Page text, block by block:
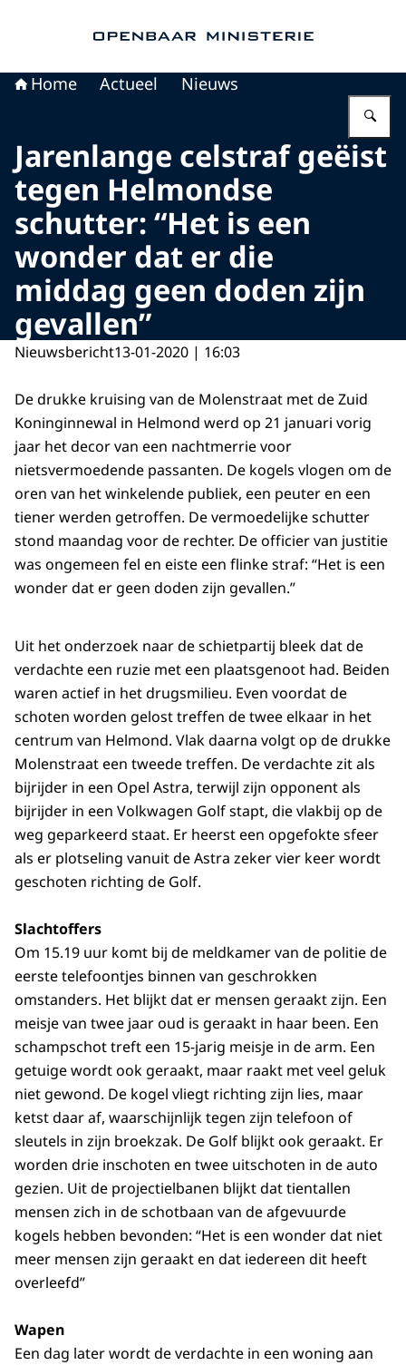
Home Actueel Nieuws
Jarenlange celstraf geëist
tegen Helmondse
schutter: “Het is een
wonder dat er die
middag geen doden zijn
gevallen”
Nieuwsbericht13-01-2020 | 16:03
De drukke kruising van de Molenstraat met de Zuid
Koninginnewal in Helmond werd op 21 januari vorig
jaar het decor van een nachtmerrie voor
nietsvermoedende passanten. De kogels vlogen om de
oren van het winkelende publiek, een peuter en een
tiener werden getroffen. De vermoedelijke schutter
stond maandag voor de rechter. De officier van justitie
was ongemeen fel en eiste een flinke straf: “Het is een
wonder dat er geen doden zijn gevallen.”
Uit het onderzoek naar de schietpartij bleek dat de
verdachte een ruzie met een plaatsgenoot had. Beiden
waren actief in het drugsmilieu. Even voordat de
schoten worden gelost treffen de twee elkaar in het
centrum van Helmond. Vlak daarna volgt op de drukke
Molenstraat een tweede treffen. De verdachte zit als
bijrijder in een Opel Astra, terwijl zijn opponent als
bijrijder in een Volkwagen Golf stapt, die vlakbij op de
weg geparkeerd staat. Er heerst een opgefokte sfeer
als er plotseling vanuit de Astra zeker vier keer wordt
geschoten richting de Golf.
Slachtoffers
Om 15.19 uur komt bij de meldkamer van de politie de
eerste telefoontjes binnen van geschrokken
omstanders. Het blijkt dat er mensen geraakt zijn. Een
meisje van twee jaar oud is geraakt in haar been. Een
schampschot treft een 15-jarig meisje in de arm. Een
getuige wordt ook geraakt, maar raakt met veel geluk
niet gewond. De kogel vliegt richting zijn lies, maar
ketst daar af, waarschijnlijk tegen zijn telefoon of
sleutels in zijn broekzak. De Golf blijkt ook geraakt. Er
worden drie inschoten en twee uitschoten in de auto
gezien. Uit de projectielbanen blijkt dat tientallen
mensen zich in de schotbaan van de afgevuurde
kogels hebben bevonden: “Het is een wonder dat niet
meer mensen zijn geraakt en dat iedereen dit heeft
overleefd”
Wapen
Een dag later wordt de verdachte in een woning aan